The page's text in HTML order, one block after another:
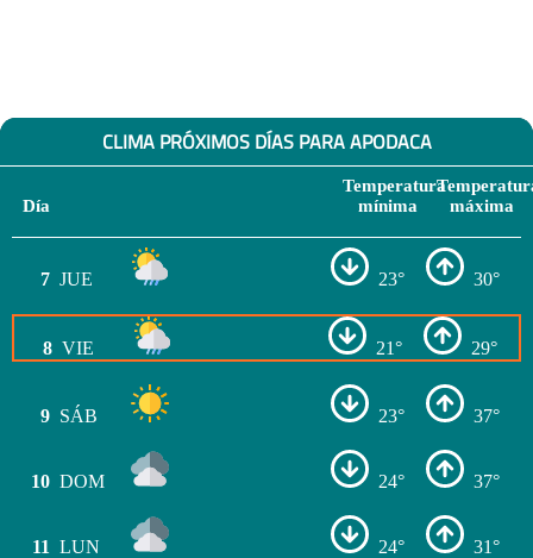
CLIMA PRÓXIMOS DÍAS PARA APODACA
Día
Temperatura
mínima
máxima
7 JUE 23° 30°
8 VIE 21° 29°
9 SÁB 23° 37°
10 DOM 24° 37°
11 LUN 24° 31°